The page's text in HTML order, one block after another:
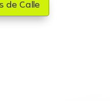
de Calle